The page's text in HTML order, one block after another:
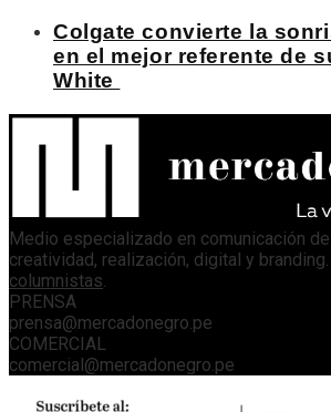
Colgate convierte la
en el mejor referente de
White
Medio especializado en comunicación
creatividad, realización, digital y
columnistas.
PRENSA
prensa@mercadonegro.pe
COMERCIAL
comercial@mercadonegro.pe